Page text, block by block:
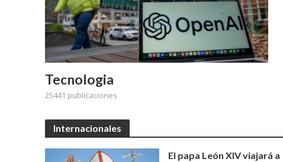
Tecnologia
25441 publicaciones
Internacionales
El papa León XIV viajará a